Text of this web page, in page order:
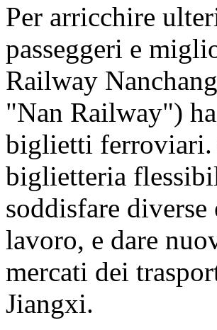
Per arricchire
passeggeri e
Railway
"Nan Railway")
biglietti ferroviari.
biglietteria
soddisfare
lavoro, e dare
mercati dei
Jiangxi.